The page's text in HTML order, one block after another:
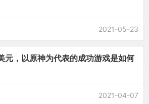
2021-05-23
元，以原神为代表的成功游戏是如何
2021-04-07